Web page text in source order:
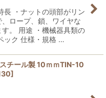
長 ・ナットの頭部がリン
ロープ、鎖、ワイヤな
。 用途 ・機械器具類の
ック 仕様・規格 …
チール製 10ｍｍTIN-10
]